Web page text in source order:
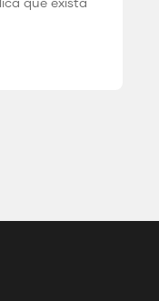
que exista